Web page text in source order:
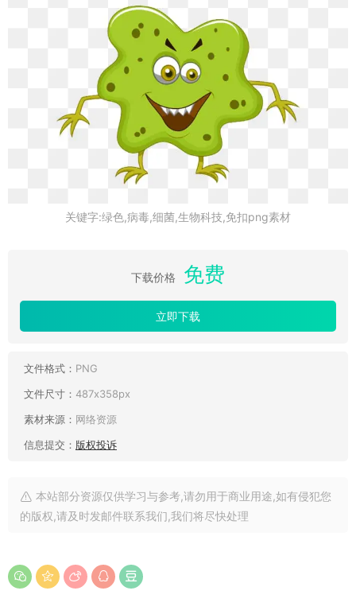
关键字:绿色,病毒,细菌,生物科技,免扣png素材
下载价格 免费
立即下载
文件格式： PNG
文件尺寸： 487x358px
素材来源： 网络资源
信息提交： 版权投诉
本站部分资源仅供学习与参考,请勿用于商业用途,如有侵犯您
的版权,请及时发邮件联系我们,我们将尽快处理